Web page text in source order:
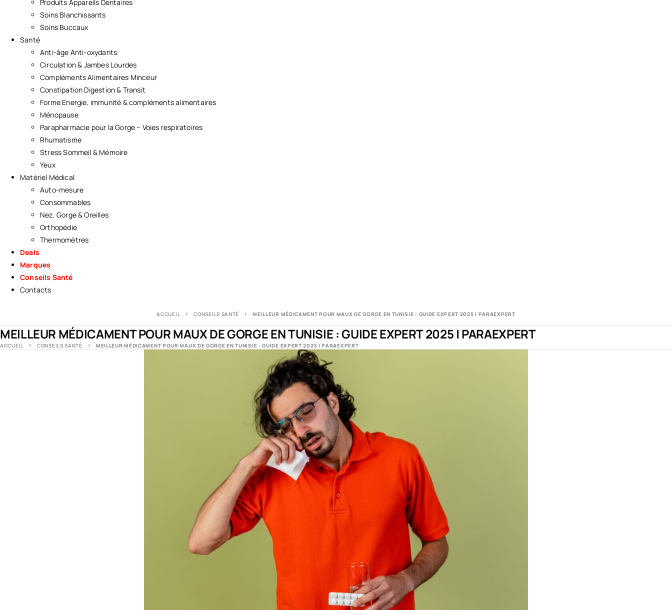
Produits Appareils Dentaires
Soins Blanchissants
Soins Buccaux
Santé
Anti-âge Anti-oxydants
Circulation & Jambes Lourdes
Compléments Alimentaires Minceur
Constipation Digestion & Transit
Forme Energie, immunité & compléments alimentaires
Ménopause
Parapharmacie pour la Gorge – Voies respiratoires
Rhumatisme
Stress Sommeil & Mémoire
Yeux
Matériel Médical
Auto-mesure
Consommables
Nez, Gorge & Oreilles
Orthopédie
Thermomètres
Deals
Marques
Conseils Santé
Contacts
ACCUEIL CONSEILS SANTÉ MEILLEUR MÉDICAMENT POUR MAUX DE GORGE EN TUNISIE : GUIDE EXPERT 2025 | PARAEXPERT
MEILLEUR MÉDICAMENT POUR MAUX DE GORGE EN TUNISIE : GUIDE EXPERT 2025 | PARAEXPERT
ACCUEIL CONSEILS SANTÉ MEILLEUR MÉDICAMENT POUR MAUX DE GORGE EN TUNISIE : GUIDE EXPERT 2025 | PARAEXPERT